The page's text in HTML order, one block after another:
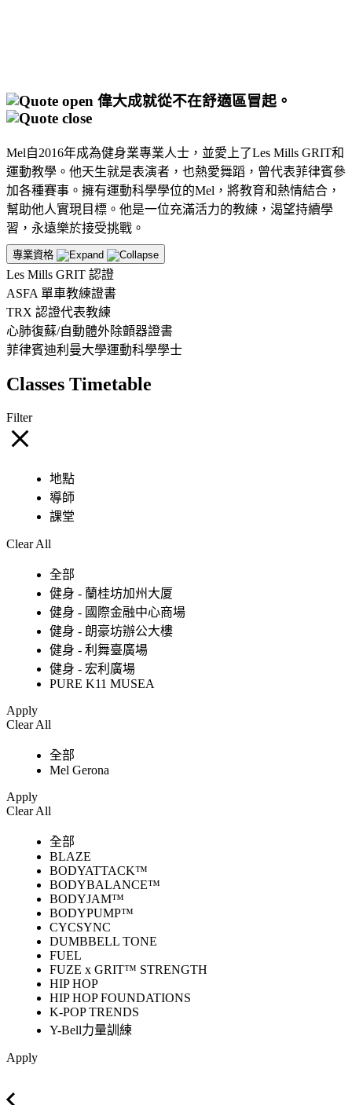
偉大成就從不在舒適區冒起。
Mel自2016年成為健身業專業人士，並愛上了Les Mills GRIT和
運動教學。他天生就是表演者，也熱愛舞蹈，曾代表菲律賓參
加各種賽事。擁有運動科學學位的Mel，將教育和熱情結合，
幫助他人實現目標。他是一位充滿活力的教練，渴望持續學
習，永遠樂於接受挑戰。
專業資格
Les Mills GRIT 認證
ASFA 單車教練證書
TRX 認證代表教練
心肺復蘇/自動體外除顫器證書
菲律賓迪利曼大學運動科學學士
Classes Timetable
Filter
地點
導師
課堂
Clear All
全部
健身 - 蘭桂坊加州大厦
健身 - 國際金融中心商場
健身 - 朗豪坊辦公大樓
健身 - 利舞臺廣場
健身 - 宏利廣場
PURE K11 MUSEA
Apply
Clear All
全部
Mel Gerona
Apply
Clear All
全部
BLAZE
BODYATTACK™
BODYBALANCE™
BODYJAM™
BODYPUMP™
CYCSYNC
DUMBBELL TONE
FUEL
FUZE x GRIT™ STRENGTH
HIP HOP
HIP HOP FOUNDATIONS
K-POP TRENDS
Y-Bell力量訓練
Apply